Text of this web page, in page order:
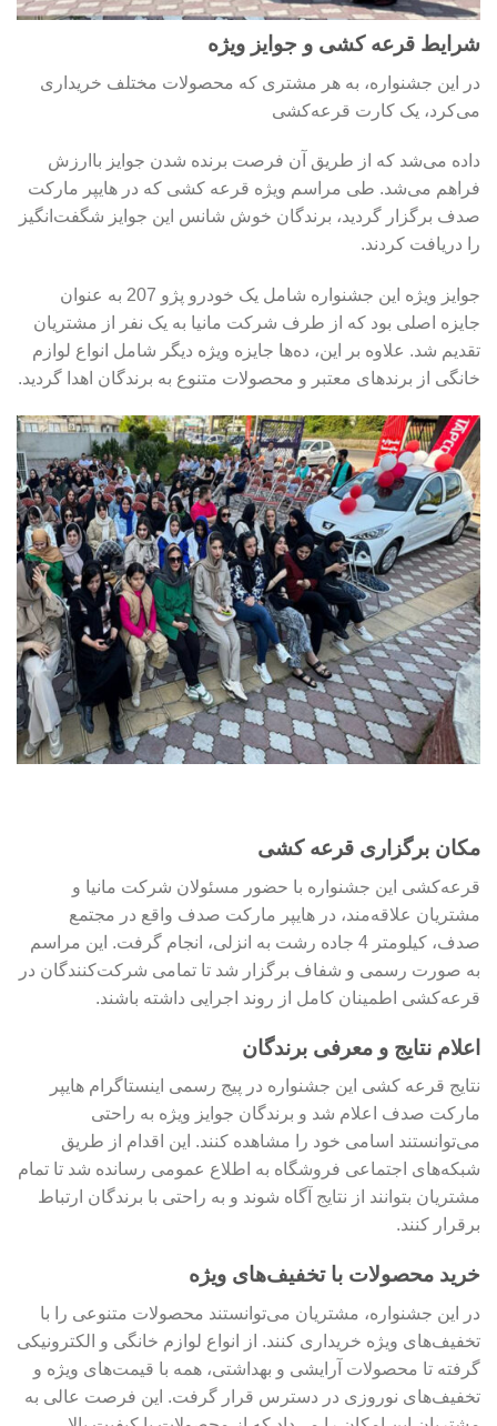
شرایط قرعه کشی و جوایز ویژه
در این جشنواره، به هر مشتری که محصولات مختلف خریداری
می‌کرد، یک کارت قرعه‌کشی
داده می‌شد که از طریق آن فرصت برنده شدن جوایز باارزش
فراهم می‌شد. طی مراسم ویژه قرعه کشی که در هایپر مارکت
صدف برگزار گردید، برندگان خوش شانس این جوایز شگفت‌انگیز
را دریافت کردند.
جوایز ویژه این جشنواره شامل یک خودرو پژو 207 به عنوان
جایزه اصلی بود که از طرف شرکت مانیا به یک نفر از مشتریان
تقدیم شد. علاوه بر این، ده‌ها جایزه ویژه دیگر شامل انواع لوازم
خانگی از برندهای معتبر و محصولات متنوع به برندگان اهدا گردید.
مکان برگزاری قرعه کشی
قرعه‌کشی این جشنواره با حضور مسئولان شرکت مانیا و
مشتریان علاقه‌مند، در هایپر مارکت صدف واقع در مجتمع
صدف، کیلومتر 4 جاده رشت به انزلی، انجام گرفت. این مراسم
به صورت رسمی و شفاف برگزار شد تا تمامی شرکت‌کنندگان در
قرعه‌کشی اطمینان کامل از روند اجرایی داشته باشند.
اعلام نتایج و معرفی برندگان
نتایج قرعه کشی این جشنواره در پیج رسمی اینستاگرام هایپر
مارکت صدف اعلام شد و برندگان جوایز ویژه به راحتی
می‌توانستند اسامی خود را مشاهده کنند. این اقدام از طریق
شبکه‌های اجتماعی فروشگاه به اطلاع عمومی رسانده شد تا تمام
مشتریان بتوانند از نتایج آگاه شوند و به راحتی با برندگان ارتباط
برقرار کنند.
خرید محصولات با تخفیف‌های ویژه
در این جشنواره، مشتریان می‌توانستند محصولات متنوعی را با
تخفیف‌های ویژه خریداری کنند. از انواع لوازم خانگی و الکترونیکی
گرفته تا محصولات آرایشی و بهداشتی، همه با قیمت‌های ویژه و
تخفیف‌های نوروزی در دسترس قرار گرفت. این فرصت عالی به